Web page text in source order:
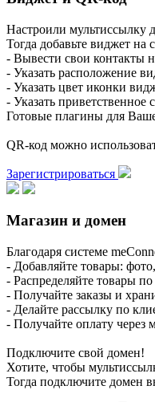
Настроили мультиссылку
Тогда добавьте виджет на
- Вывести свои контакты
- Указать расположение
- Указать цвет иконки
- Указать приветственное
Готовые плагины для
QR-код можно
Зарегистрироваться
Магазин и домен
Благодаря системе
- Добавляйте товары:
- Распределяйте товары
- Получайте заказы и
- Делайте рассылку по
- Получайте оплату через
Подключите свой домен!
Хотите, чтобы
Тогда подключите домен